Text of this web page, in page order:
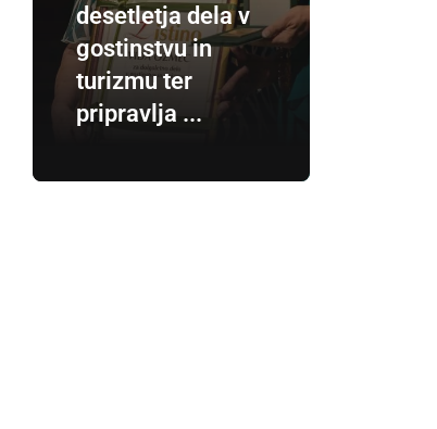
desetletja dela v
gostinstvu in
turizmu ter
pripravlja ...